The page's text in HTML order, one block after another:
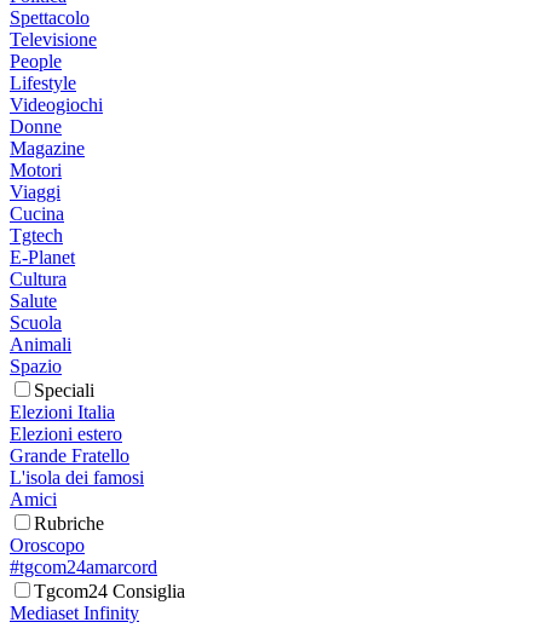
Spettacolo
Televisione
People
Lifestyle
Videogiochi
Donne
Magazine
Motori
Viaggi
Cucina
Tgtech
E-Planet
Cultura
Salute
Scuola
Animali
Spazio
Speciali
Elezioni Italia
Elezioni estero
Grande Fratello
L'isola dei famosi
Amici
Rubriche
Oroscopo
#tgcom24amarcord
Tgcom24 Consiglia
Mediaset Infinity